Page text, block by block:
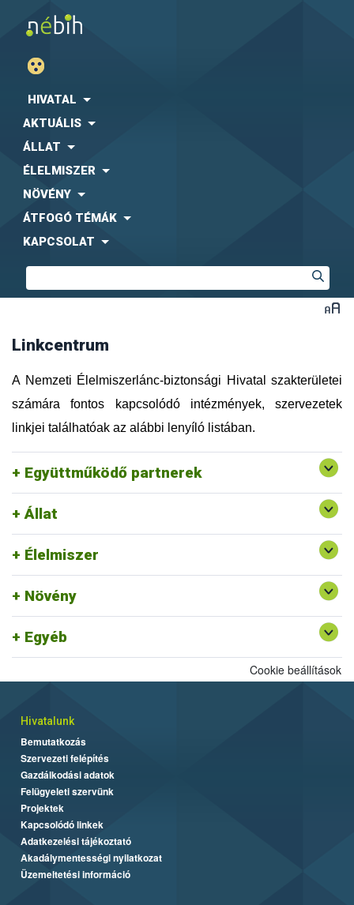
HIVATAL
AKTUÁLIS
ÁLLAT
ÉLELMISZER
NÖVÉNY
ÁTFOGÓ TÉMÁK
KAPCSOLAT
Linkcentrum
A Nemzeti Élelmiszerlánc-biztonsági Hivatal szakterületei
számára fontos kapcsolódó intézmények, szervezetek
linkjei találhatóak az alábbi lenyíló listában.
Együttműködő partnerek
Agrárgazdasági Kutató Intézet (AKI)
(FEOSZ)
Közbeszerzési Hatóság (KH)
Központi Statisztikai Hivatal (KSH)
Magyar Díszkertészek Szövetsége
Magyar Ebtartók Országos Egyesülete (MEBO)
Magyar Máltai Szeretetszolgálat
Magyar Utazási Irodák Szövetsége (MUISZ)
Nemzeti Közszolgálati Egyetem (NKE)
Intézet (OGYÉI)
Szellemi Tulajdon Nemzeti Hivatala (SZTNH)
Táplálkozás, Életmód és Testmozgás Platform
Egyesület (TÉT Platform)
Vám, Jövedéki és Adóügyi Szolgáltatók Szövetsége
(VJASZSZ)
Állat
Élelmiszer
Növény
Egyéb
Rendszerszervezési és Felügyeleti
Igazgatóság ajánlott linkjei
Egységes Nyilvántartási és Azonosítási Rendszer
Felszín Alatti Vizekért Alapítvány
Kölcsönös Megfeleltetés honlap
Cookie beállítások
Hivatalunk
Bemutatkozás
Szervezeti felépítés
Gazdálkodási adatok
Felügyeleti szervünk
Projektek
Kapcsolódó linkek
Adatkezelési tájékoztató
Akadálymentességi nyilatkozat
Üzemeltetési információ